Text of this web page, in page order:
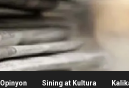
Opinyon Sining at Kultura